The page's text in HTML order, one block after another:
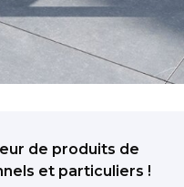
de produits de
et particuliers !